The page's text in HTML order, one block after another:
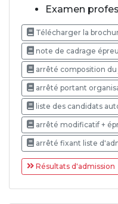
Examen
Télécharger la
note de cadrage
arrêté composition
arrêté portant
liste des candidats
arrêté modificatif +
arrêté fixant liste
Résultats d'admission